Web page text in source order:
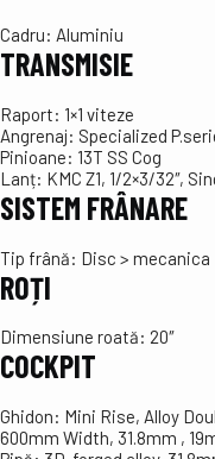
Cadru: Aluminiu
TRANSMISIE
Raport: 1×1 viteze
Angrenaj: Specialized
Pinioane: 13T SS Cog
Lanț: KMC Z1, 1/2×3/32″,
SISTEM FRÂNARE
Tip frână: Disc > mecanica
ROȚI
Dimensiune roată: 20″
COCKPIT
Ghidon: Mini Rise, Alloy
600mm Width, 31.8mm ,